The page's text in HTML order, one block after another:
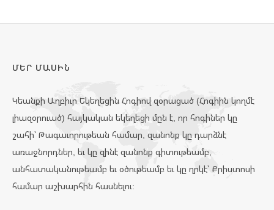
ՄԵՐ ՄԱՍԻՆ
Կեանքի Աղբիւր Եկեղեցին Հոգիով զօրացած (Հոգիին կողմէ
լիազօրուած) հայկական եկեղեցի մըն է, որ հոգիներ կը
շահի՝ Թագաւորութեան համար, զանոնք կը դարձնէ
առաջնորդներ, եւ կը զինէ զանոնք գիտութեամբ,
անհատականութեամբ եւ օծութեամբ եւ կը ղրկէ՝ Քրիստոսի
համար աշխարհին հասնելու: